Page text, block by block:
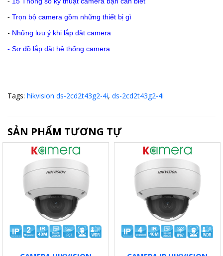
- Trọn bộ camera gồm những thiết bị gì
- Những lưu ý khi lắp đặt camera
- Sơ đồ lắp đặt hệ thống camera
Tags: hikvision ds-2cd2t43g2-4i, ds-2cd2t43g2-4i
SẢN PHẨM TƯƠNG TỰ